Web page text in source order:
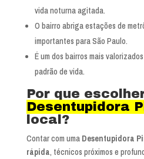
vida noturna agitada.
O bairro abriga estações de
importantes para São Paulo.
É um dos bairros mais
padrão de vida.
Por que
Desentupidora
local?
Contar com uma Desentupidora
rápida, técnicos próximos e